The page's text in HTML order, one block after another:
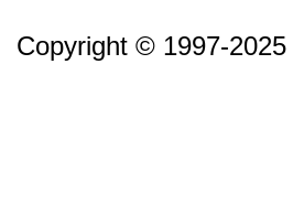
Copyright © 1997-